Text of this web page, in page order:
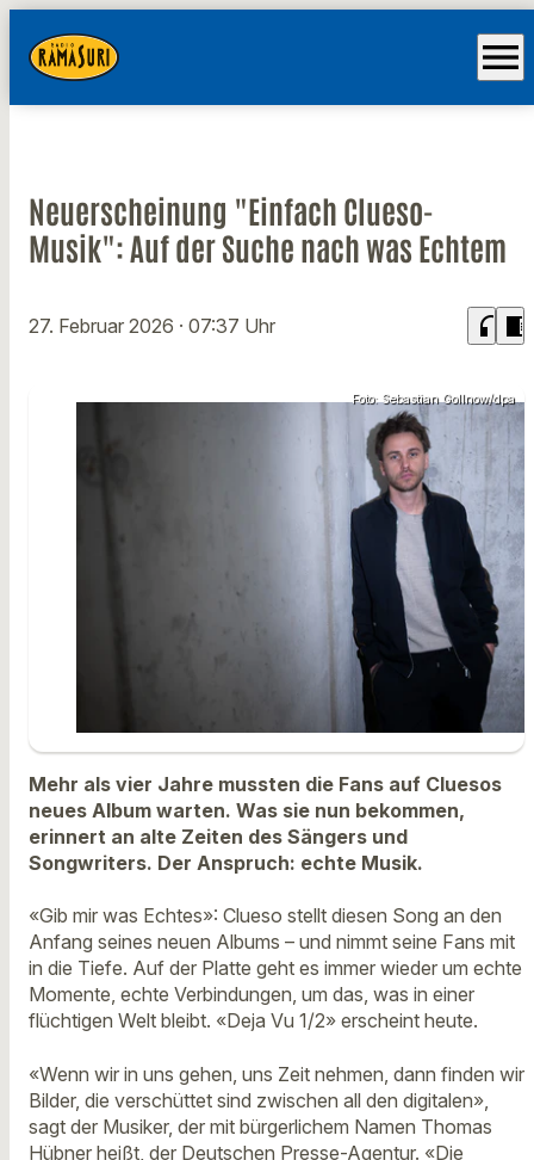
menu
Neuerscheinung "Einfach Clueso-
Musik": Auf der Suche nach was Echtem
27. Februar 2026 · 07:37 Uhr headphones chrome_reader_mode
Foto: Sebastian Gollnow/dpa
Mehr als vier Jahre mussten die Fans auf Cluesos
neues Album warten. Was sie nun bekommen,
erinnert an alte Zeiten des Sängers und
Songwriters. Der Anspruch: echte Musik.
«Gib mir was Echtes»: Clueso stellt diesen Song an den
Anfang seines neuen Albums – und nimmt seine Fans mit
in die Tiefe. Auf der Platte geht es immer wieder um echte
Momente, echte Verbindungen, um das, was in einer
flüchtigen Welt bleibt. «Deja Vu 1/2» erscheint heute.
«Wenn wir in uns gehen, uns Zeit nehmen, dann finden wir
Bilder, die verschüttet sind zwischen all den digitalen»,
sagt der Musiker, der mit bürgerlichem Namen Thomas
Hübner heißt, der Deutschen Presse-Agentur. «Die